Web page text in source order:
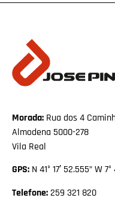
Morada: Rua dos 4
Almodena 5000-278
Vila Real
GPS: N 41° 17′ 52.555” W
Telefone:259 321 820